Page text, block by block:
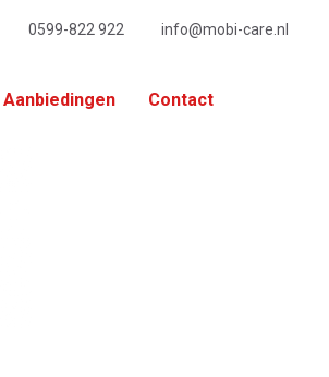
0599-822 922 info@mobi-care.nl
Aanbiedingen Contact